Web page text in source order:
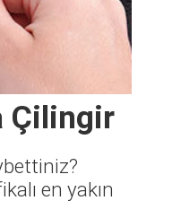
Çilingir
en yakın